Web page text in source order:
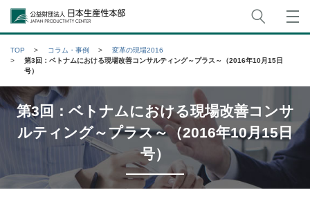
公益財団法人日本生産性本部
TOP コラム・事例
変革の現場2016
第3回：ベトナムにおける現場改善コンサルティング～プラス～（2016年10月15日
号）
第3回：ベトナムにおける現場改善コンサ
ルティング～プラス～（2016年10月15日
号）